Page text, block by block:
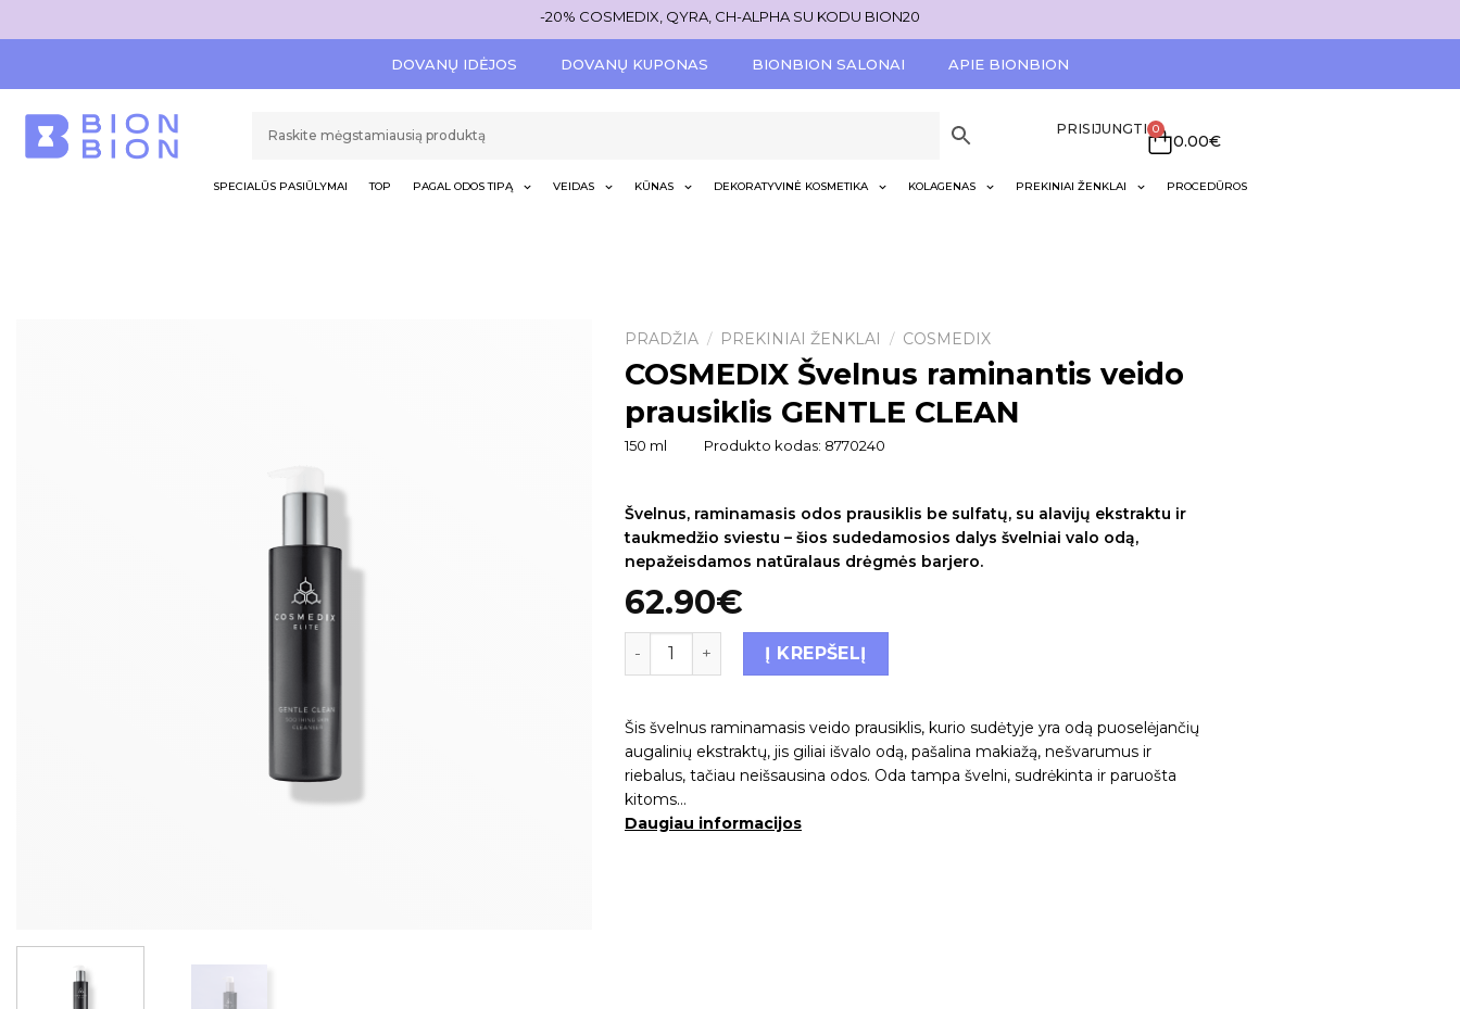
-20% COSMEDIX, QYRA, CH-ALPHA SU KODU BION20
DOVANŲ IDĖJOS DOVANŲ KUPONAS BIONBION SALONAI APIE BIONBION
PRISIJUNGTI
0.00€
0
SPECIALŪS PASIŪLYMAI TOP PAGAL ODOS TIPĄ VEIDAS KŪNAS DEKORATYVINĖ KOSMETIKA KOLAGENAS PREKINIAI ŽENKLAI PROCEDŪROS
PRADŽIA / PREKINIAI ŽENKLAI / COSMEDIX
COSMEDIX Švelnus raminantis veido
prausiklis GENTLE CLEAN
150 ml Produkto kodas: 8770240
Švelnus, raminamasis odos prausiklis be sulfatų, su alavijų ekstraktu ir
taukmedžio sviestu – šios sudedamosios dalys švelniai valo odą,
nepažeisdamos natūralaus drėgmės barjero.
62.90€
Į KREPŠELĮ
Šis švelnus raminamasis veido prausiklis, kurio sudėtyje yra odą puoselėjančių
augalinių ekstraktų, jis giliai išvalo odą, pašalina makiažą, nešvarumus ir
riebalus, tačiau neišsausina odos. Oda tampa švelni, sudrėkinta ir paruošta
kitoms…
Daugiau informacijos